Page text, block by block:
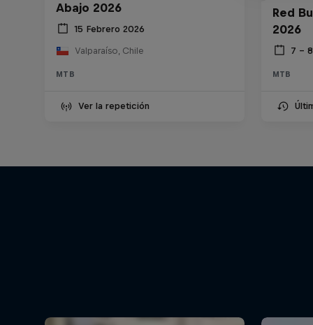
Abajo 2026
15 Febrero 2026
Valparaíso, Chile
MTB
Ver la repetición
Red
2026
7 –
MTB